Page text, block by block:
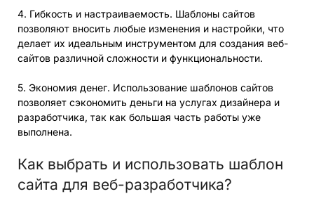
4. Гибкость и настраиваемость. Шаблоны сайтов
позволяют вносить любые изменения и настройки, что
делает их идеальным инструментом для создания веб-
сайтов различной сложности и функциональности.
5. Экономия денег. Использование шаблонов сайтов
позволяет сэкономить деньги на услугах дизайнера и
разработчика, так как большая часть работы уже
выполнена.
Как выбрать и использовать шаблон
сайта для веб-разработчика?